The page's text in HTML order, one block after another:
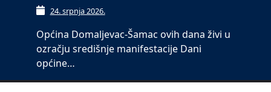
24. srpnja 2026.
Općina Domaljevac-Šamac ovih dana živi u
ozračju središnje manifestacije Dani
općine…